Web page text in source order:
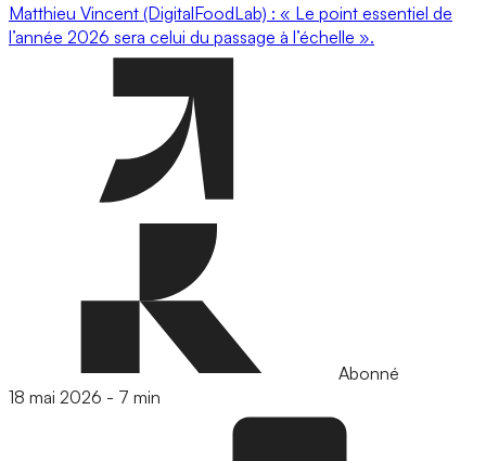
Matthieu Vincent (DigitalFoodLab) : « Le point essentiel de
l’année 2026 sera celui du passage à l’échelle ».
Abonné
18 mai 2026 - 7 min